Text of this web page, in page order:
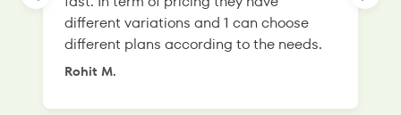
different variations and 1 can choose
different plans according to the needs.
Rohit M.